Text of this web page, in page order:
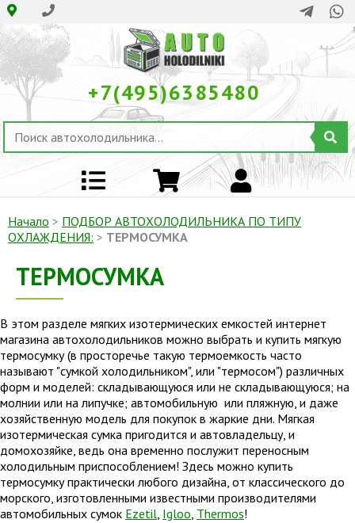
+7(495)6385480
Начало > ПОДБОР АВТОХОЛОДИЛЬНИКА ПО ТИПУ
ОХЛАЖДЕНИЯ: > ТЕРМОСУМКА
ТЕРМОСУМКА
В этом разделе мягких изотермических емкостей интернет
магазина автохолодильников можно выбрать и купить мягкую
термосумку (в просторечье такую термоемкость часто
называют "сумкой холодильником", или "термосом") различных
форм и моделей: складывающуюся или не складывающуюся; на
молнии или на липучке; автомобильную или пляжную, и даже
хозяйственную модель для покупок в жаркие дни. Мягкая
изотермическая сумка пригодится и автовладельцу, и
домохозяйке, ведь она временно послужит переносным
холодильным приспособлением! Здесь можно купить
термосумку практически любого дизайна, от классического до
морского, изготовленными известными производителями
автомобильных сумок Ezetil, Igloo, Thermos!